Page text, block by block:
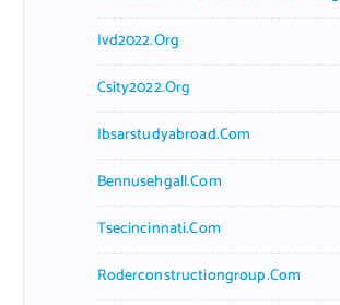
Ivd2022.org
Csity2022.org
Ibsarstudyabroad.com
Bennusehgall.com
Tsecincinnati.com
Roderconstructiongroup.com